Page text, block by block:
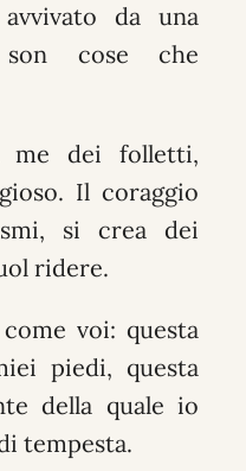
da una
son cose che
me dei folletti,
Il coraggio
si crea dei
ridere.
voi: questa
piedi, questa
della quale io
tempesta.